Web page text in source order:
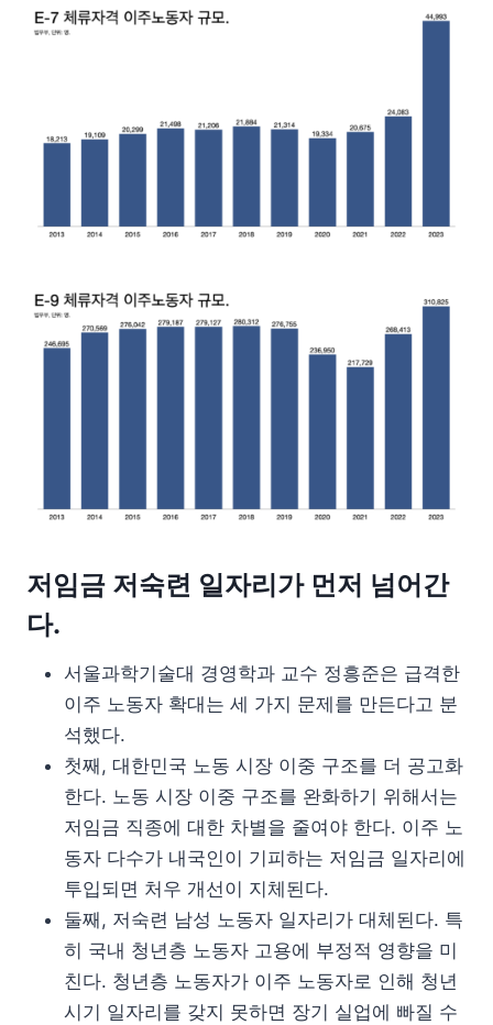
저임금 저숙련 일자리가 먼저 넘어간
다.
서울과학기술대 경영학과 교수 정흥준은 급격한
이주 노동자 확대는 세 가지 문제를 만든다고 분
석했다.
첫째, 대한민국 노동 시장 이중 구조를 더 공고화
한다. 노동 시장 이중 구조를 완화하기 위해서는
저임금 직종에 대한 차별을 줄여야 한다. 이주 노
동자 다수가 내국인이 기피하는 저임금 일자리에
투입되면 처우 개선이 지체된다.
둘째, 저숙련 남성 노동자 일자리가 대체된다. 특
히 국내 청년층 노동자 고용에 부정적 영향을 미
친다. 청년층 노동자가 이주 노동자로 인해 청년
시기 일자리를 갖지 못하면 장기 실업에 빠질 수